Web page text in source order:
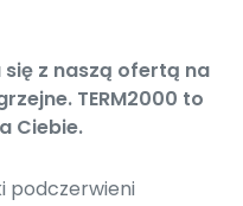
z naszą ofertą na
TERM2000 to
Ciebie.
podczerwieni